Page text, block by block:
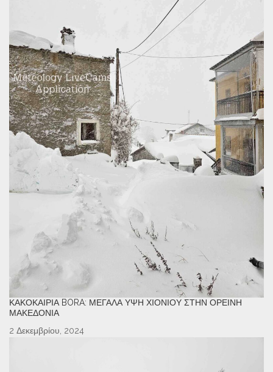
ΚΑΚΟΚΑΙΡΊΑ BORA: ΜΕΓΆΛΑ ΎΨΗ ΧΙΟΝΙΟΎ ΣΤΗΝ ΟΡΕΙΝΉ
ΜΑΚΕΔΟΝΊΑ
2 Δεκεμβρίου, 2024